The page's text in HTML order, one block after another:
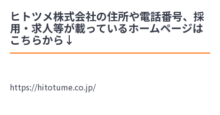
ヒトツメ株式会社の住所や電話番号、採
用・求人等が載っているホームページは
こちらから↓
https://hitotume.co.jp/